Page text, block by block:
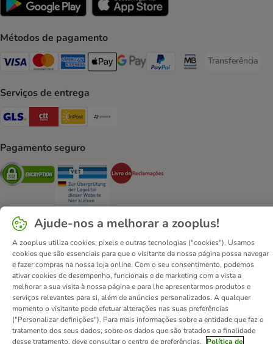
Métodos de pagamento
Visa Payment Method
Mastercard Payment Method
American Express Payment Method
Apple Pay Payment Method
Google Pay Payment Method
PayPal Payment Method
Multibanco Payment
Transferência
Transferência
Serviços de entrega
GLS Shipping Method
CTTExpress Shipping Method
InPost Shipping Method
Pagamento seguro
Security Security
Contactos Custos de envio
Aviso legal
Condições gerais de utilização
Formulário de retratação
Métodos de pagamento
Quem somos DSA
Emprego
Política de privacidade
Website Corporativo
Declaração de acessibilidade
© zooplus SE2026
Ajude-nos a melhorar a zooplus!
A zooplus utiliza cookies, pixels e outras tecnologias ("cookies"). Usamos
cookies que são essenciais para que o visitante da nossa página possa navegar
e fazer compras na nossa loja online. Com o seu consentimento, podemos
ativar cookies de desempenho, funcionais e de marketing com a vista a
melhorar a sua visita à nossa página e para lhe apresentarmos produtos e
serviços relevantes para si, além de anúncios personalizados. A qualquer
momento o visitante pode efetuar alterações nas suas preferências
("Personalizar definições"). Para mais informações sobre a entidade que faz o
tratamento dos seus dados, sobre os dados que são tratados e a finalidade
desse tratamento, deve consultar o centro de preferências.
Política de